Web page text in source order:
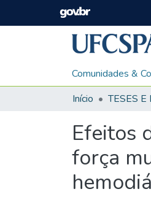
Comunidades &
Início
TESES E
Efeitos
força